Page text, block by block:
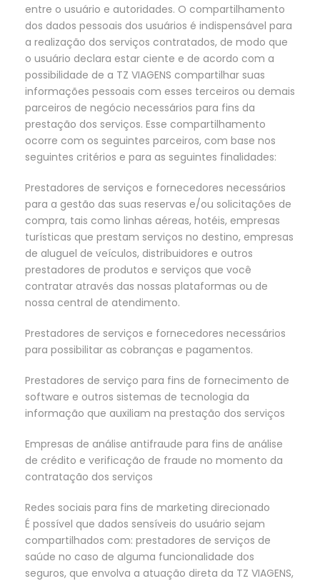
entre o usuário e autoridades. O compartilhamento
dos dados pessoais dos usuários é indispensável para
a realização dos serviços contratados, de modo que
o usuário declara estar ciente e de acordo com a
possibilidade de a TZ VIAGENS compartilhar suas
informações pessoais com esses terceiros ou demais
parceiros de negócio necessários para fins da
prestação dos serviços. Esse compartilhamento
ocorre com os seguintes parceiros, com base nos
seguintes critérios e para as seguintes finalidades:
Prestadores de serviços e fornecedores necessários
para a gestão das suas reservas e/ou solicitações de
compra, tais como linhas aéreas, hotéis, empresas
turísticas que prestam serviços no destino, empresas
de aluguel de veículos, distribuidores e outros
prestadores de produtos e serviços que você
contratar através das nossas plataformas ou de
nossa central de atendimento.
Prestadores de serviços e fornecedores necessários
para possibilitar as cobranças e pagamentos.
Prestadores de serviço para fins de fornecimento de
software e outros sistemas de tecnologia da
informação que auxiliam na prestação dos serviços
Empresas de análise antifraude para fins de análise
de crédito e verificação de fraude no momento da
contratação dos serviços
Redes sociais para fins de marketing direcionado
É possível que dados sensíveis do usuário sejam
compartilhados com: prestadores de serviços de
saúde no caso de alguma funcionalidade dos
seguros, que envolva a atuação direta da TZ VIAGENS,